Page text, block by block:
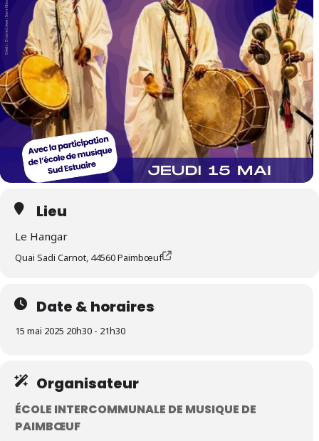
Lieu
Le Hangar
Quai Sadi Carnot, 44560 Paimbœuf
Date & horaires
15 mai 2025 20h30 - 21h30
Organisateur
ÉCOLE INTERCOMMUNALE DE MUSIQUE DE
PAIMBŒUF